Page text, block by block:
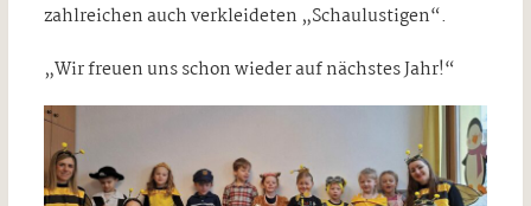
zahlreichen auch verkleideten „Schaulustigen“.
„Wir freuen uns schon wieder auf nächstes Jahr!“